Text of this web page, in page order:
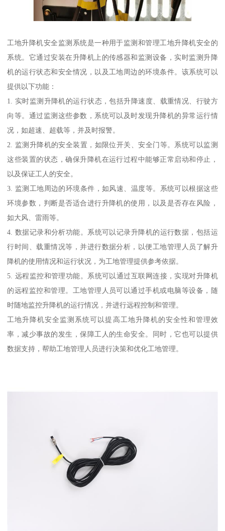
工地升降机安全监测系统是一种用于监测和管理工地升降机安全的
系统。它通过安装在升降机上的传感器和监测设备，实时监测升降
机的运行状态和安全情况，以及工地周边的环境条件。该系统可以
提供以下功能：
1. 实时监测升降机的运行状态，包括升降速度、载重情况、行驶方
向等。通过监测这些参数，系统可以及时发现升降机的异常运行情
况，如超速、超载等，并及时报警。
2. 监测升降机的安全装置，如限位开关、安全门等。系统可以监测
这些装置的状态，确保升降机在运行过程中能够正常启动和停止，
以及保证工人的安全。
3. 监测工地周边的环境条件，如风速、温度等。系统可以根据这些
环境参数，判断是否适合进行升降机的使用，以及是否存在风险，
如大风、雷雨等。
4. 数据记录和分析功能。系统可以记录升降机的运行数据，包括运
行时间、载重情况等，并进行数据分析，以便工地管理人员了解升
降机的使用情况和运行状况，为工地管理提供参考依据。
5. 远程监控和管理功能。系统可以通过互联网连接，实现对升降机
的远程监控和管理。工地管理人员可以通过手机或电脑等设备，随
时随地监控升降机的运行情况，并进行远程控制和管理。
工地升降机安全监测系统可以提高工地升降机的安全性和管理效
率，减少事故的发生，保障工人的生命安全。同时，它也可以提供
数据支持，帮助工地管理人员进行决策和优化工地管理。